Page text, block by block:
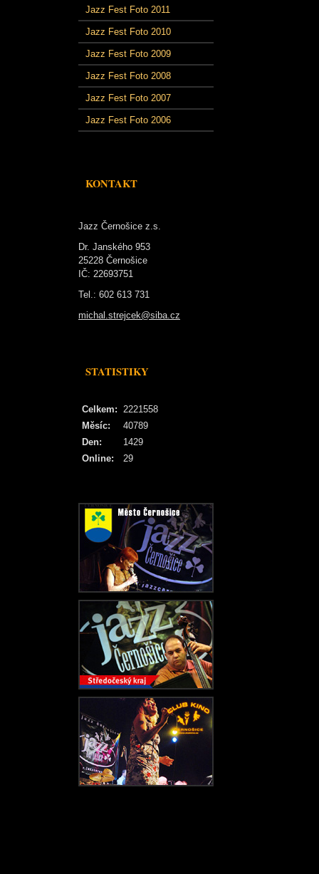
Jazz Fest Foto 2011
Jazz Fest Foto 2010
Jazz Fest Foto 2009
Jazz Fest Foto 2008
Jazz Fest Foto 2007
Jazz Fest Foto 2006
KONTAKT
Jazz Černošice z.s.
Dr. Janského 953
25228 Černošice
IČ: 22693751
Tel.: 602 613 731
michal.strejcek@siba.cz
STATISTIKY
Online: 29
Celkem: 2221558
Měsíc:
40789
Den:
1429